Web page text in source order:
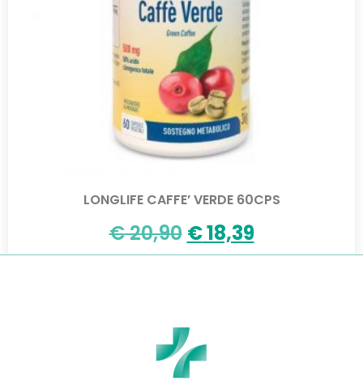
LONGLIFE CAFFE’ VERDE 60CPS
€20,90 €18,39